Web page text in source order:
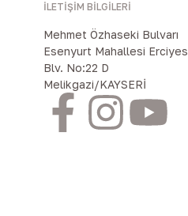
İLETIŞIM BILGILERI
Mehmet Özhaseki Bulvarı
Esenyurt Mahallesi Erciyes
Blv. No:22 D
Melikgazi/KAYSERİ